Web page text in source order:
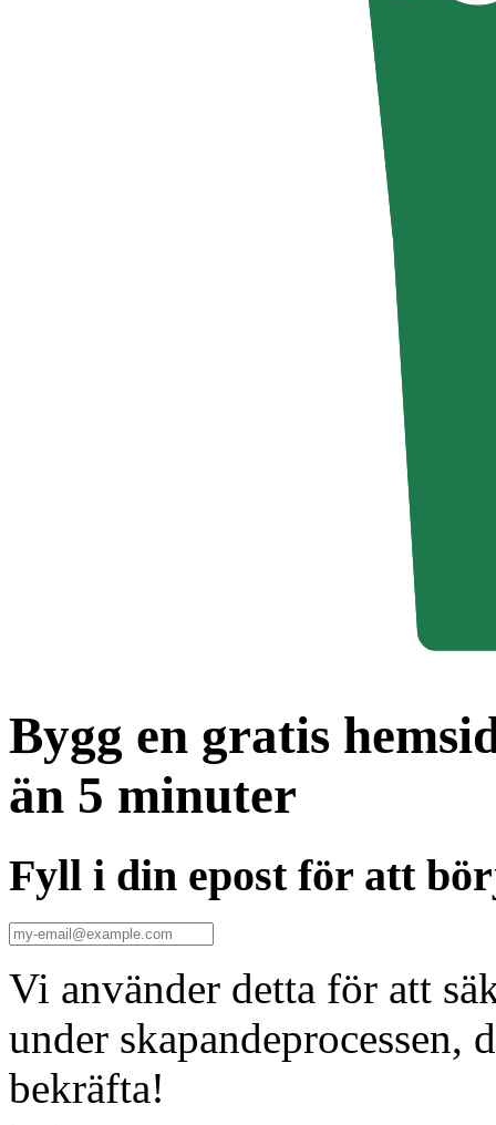
Bygg en gratis
än 5 minuter
Fyll i din epost för att
Vi använder detta för att
under
bekräfta!